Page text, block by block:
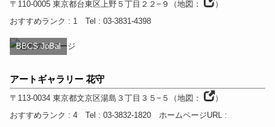
〒110-0005 東京都台東区上野５丁目２２−９ （地図：
）
おすすめランク : 1 Tel : 03-3831-4398
BBCS JoBal
アートギャラリー 花守
〒113-0034 東京都文京区湯島３丁目３５−５ （地図：
）
おすすめランク : 4 Tel : 03-3832-1820 ホームページURL: